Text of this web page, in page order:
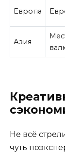
Европа
Азия
Не всё
чуть